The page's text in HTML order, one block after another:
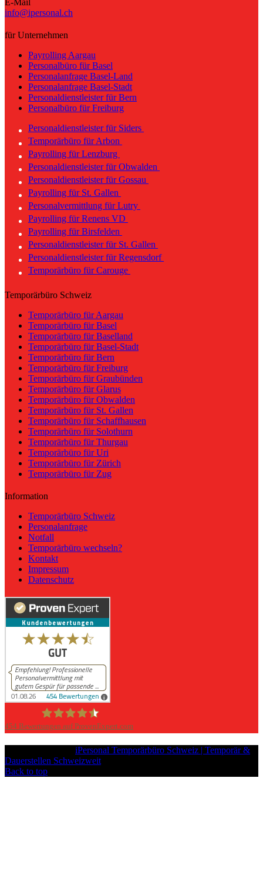
info@ipersonal.ch
für Unternehmen
Payrolling Aargau
Personalbüro für Basel
Personalanfrage Basel-Land
Personalanfrage Basel-Stadt
Personaldienstleister für Bern
Personalbüro für Freiburg
Personaldienstleister für Siders
Temporärbüro für Arbon
Payrolling für Lenzburg
Personaldienstleister für Obwalden
Personaldienstleister für Gossau
Payrolling für St. Gallen
Personalvermittlung für Lutry
Payrolling für Renens VD
Payrolling für Birsfelden
Personaldienstleister für St. Gallen
Personaldienstleister für Regensdorf
Temporärbüro für Carouge
Temporärbüro Schweiz
Temporärbüro für Aargau
Temporärbüro für Basel
Temporärbüro für Baselland
Temporärbüro für Basel-Stadt
Temporärbüro für Bern
Temporärbüro für Freiburg
Temporärbüro für Graubünden
Temporärbüro für Glarus
Temporärbüro für Obwalden
Temporärbüro für St. Gallen
Temporärbüro für Schaffhausen
Temporärbüro für Solothurn
Temporärbüro für Thurgau
Temporärbüro für Uri
Temporärbüro für Zürich
Temporärbüro für Zug
Information
Temporärbüro Schweiz
Personalanfrage
Notfall
Temporärbüro wechseln?
Kontakt
Impressum
Datenschutz
454 Bewertungen auf ProvenExpert.com
iPersonal Temporärbüro Schweiz | Temporär &
Dauerstellen Schweizweit
Back to top